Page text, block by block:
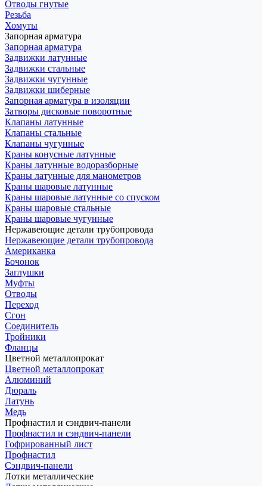
Отводы гнутые
Резьба
Хомуты
Запорная арматура
Запорная арматура
Задвижки латунные
Задвижки стальные
Задвижки чугунные
Задвижки шиберные
Запорная арматура в изоляции
Затворы дисковые поворотные
Клапаны латунные
Клапаны стальные
Клапаны чугунные
Краны конусные латунные
Краны латунные водоразборные
Краны латунные для манометров
Краны шаровые латунные
Краны шаровые латунные со спуском
Краны шаровые стальные
Краны шаровые чугунные
Нержавеющие детали трубопровода
Нержавеющие детали трубопровода
Американка
Бочонок
Заглушки
Муфты
Отводы
Переход
Сгон
Соединитель
Тройники
Фланцы
Цветной металлопрокат
Цветной металлопрокат
Алюминий
Дюраль
Латунь
Медь
Профнастил и сэндвич-панели
Профнастил и сэндвич-панели
Гофрированный лист
Профнастил
Сэндвич-панели
Лотки металлические